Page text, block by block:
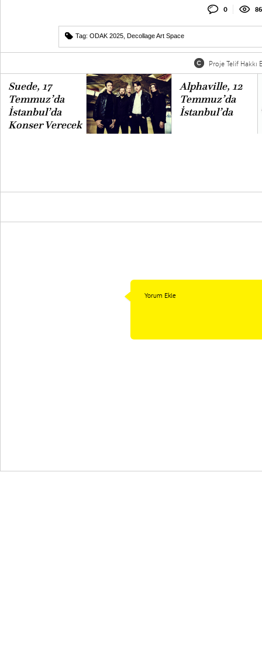
0
Tag: ODAK 2025 Decollage Art Space
Proje Telif Hakkı
Suede, 17
Temmuz’da
İstanbul’da
Konser Verecek
Alphaville, 12
Temmuz’da
İstanbul’da